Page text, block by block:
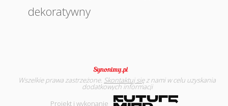
dekoratywny
Wszelkie prawa zastrzeżone. Skontaktuj sięz nami w celu uzyskania
dodatkowych informacji
Projekt i wykonanie